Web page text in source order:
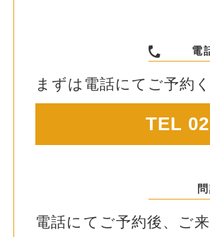
電
まずは電話にてご予約
TEL
電話にてご予約後、ご